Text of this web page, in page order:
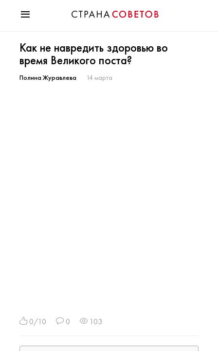
Мода
Звезды
Гороскопы
Как не навредить здоровью во
время Великого поста?
Полина Журавлева 14 марта
0/10 0 103